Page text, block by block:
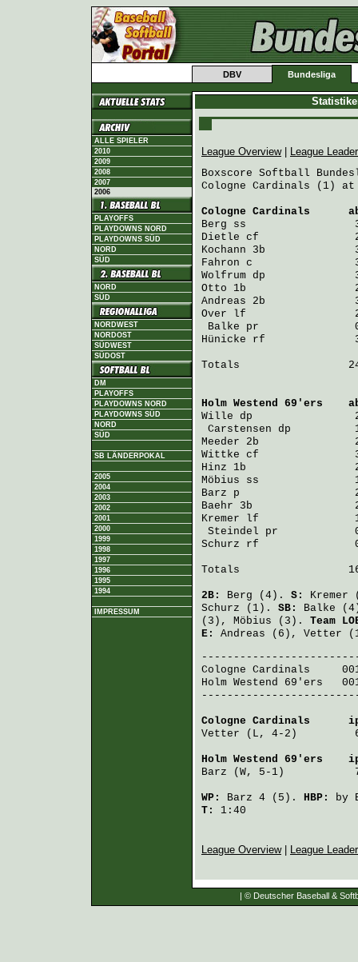
DBV Bundesliga
ALLE SPIELER
2010
2009
2008
2007
2006
PLAYOFFS
PLAYDOWNS NORD
PLAYDOWNS SÜD
NORD
SÜD
NORD
SÜD
NORDWEST
NORDOST
SÜDWEST
SÜDOST
DM
PLAYOFFS
PLAYDOWNS NORD
PLAYDOWNS SÜD
NORD
SÜD
SB LÄNDERPOKAL
2005
2004
2003
2002
2001
2000
1999
1998
1997
1996
1995
1994
IMPRESSUM
League Overview|
League
Boxscore Softball
Cologne Cardinals (1) at
Cologne Cardinals
Berg ss                 3
Dietle cf               2
Kochann 3b              3
Fahron c                3
Wolfrum dp              3
Otto 1b                 2
Andreas 2b              3
Over lf                 2
Balke pr               0
Hünicke rf              3
Totals
Holm Westend 69'ers
Wille dp                2
Carstensen dp          1
Meeder 2b               2
Wittke cf               3
Hinz 1b                 2
Möbius ss               1
Barz p                  2
Baehr 3b                2
Kremer lf               1
Steindel pr            0
Schurz rf               0
Totals
2B: Berg (4). S: Kremer
Schurz (1). SB: Balke
(3), Möbius (3). Team
E: Andreas (6), Vetter
Cologne Cardinals
Holm Westend 69'ers
Cologne Cardinals
Vetter (L, 4-2)
Holm Westend 69'ers
Barz (W, 5-1)
WP: Barz 4 (5). HBP: by
T:
1:40
League Overview| League
| © Deutscher Baseball &